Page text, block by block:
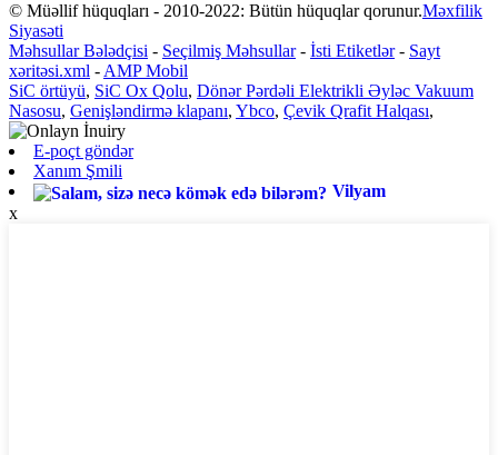
© Müəllif hüquqları - 2010-2022: Bütün hüquqlar qorunur.Məxfilik
Siyasəti
Məhsullar Bələdçisi - Seçilmiş Məhsullar- İsti Etiketlər- Sayt
xəritəsi.xml - AMP Mobil
SiC örtüyü, SiC Ox Qolu, Dönər Pərdəli Elektrikli Əyləc Vakuum
Nasosu, Genişləndirmə klapanı, Ybco, Çevik Qrafit Halqası,
E-poçt göndər
Xanım Şmili
Vilyam
x